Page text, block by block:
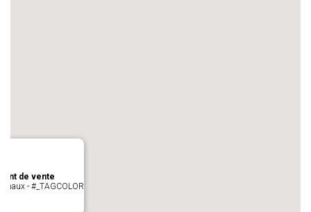
de vente
- #_TAGCOLOR